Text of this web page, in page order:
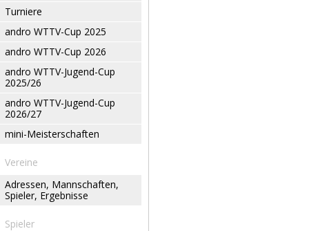
Turniere
andro WTTV-Cup 2025
andro WTTV-Cup 2026
andro WTTV-Jugend-Cup
2025/26
andro WTTV-Jugend-Cup
2026/27
mini-Meisterschaften
Vereine
Adressen, Mannschaften,
Spieler, Ergebnisse
Spieler